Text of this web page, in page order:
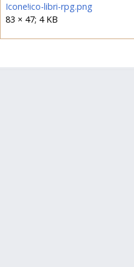
Icone!ico-libri-rpg.png
83 × 47; 4 KB